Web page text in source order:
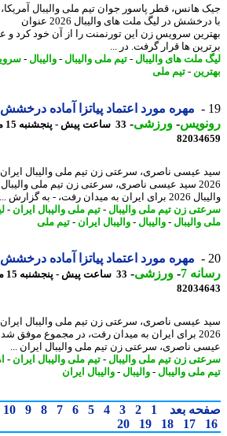
هانس، قطر پاسور جوان تیم ملی والیبال آمریکا،
با درخشش در لیگ ملت های والیبال 2026 عنوان
سرویس زن این تورنمنت را از آن خود کرد و علی
ها قرار گرفت. در ...
ملت های والیبال-تیم ملی والیبال-والیبال-سرویس
- تیم ملی
مهره مورد اعتماد پیاتزا آماده درخشش در
-ورزشی-33 ساعت پیش - پنجشنبه 15 مرداد 1405، 11:18
عیسی ناصری، سرعتی زن تیم ملی والیبال ایران که
2026 سید عیسی ناصری، سرعتی زن تیم ملی والیبال
به میدان رفت، - به گزارش ...
زن تیم ملی والیبال-تیم ملی والیبال ایران - لیگ
والیبال-والیبال-والیبال ایران - تیم ملی
مهره مورد اعتماد پیاتزا آماده درخشش در
7
-ورزشی-33 ساعت پیش - پنجشنبه 15 مرداد 1405، 11:15
عیسی ناصری، سرعتی زن تیم ملی والیبال ایران که
ناصری، سرعتی زن تیم ملی والیبال ایران ...
زن تیم ملی والیبال-تیم ملی والیبال ایران - امتیاز
ملی والیبال-والیبال-والیبال ایران
بعد 1
2
3
4
5
6
7
8
9
10
11
17
18
19
20